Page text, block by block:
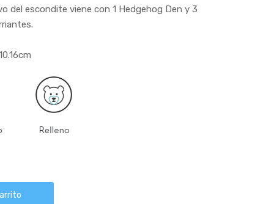
del escondite viene con 1 Hedgehog Den y 3